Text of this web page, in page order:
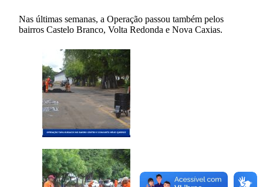
Nas últimas semanas, a Operação passou também pelos
bairros Castelo Branco, Volta Redonda e Nova Caxias.